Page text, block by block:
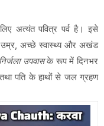
अत्यंत पवित्र पर्व है। इसे
उम्र, अच्छे स्वास्थ्य और अखंड
निर्जला उपवासके रूप में दिनभर
पति के हाथों से जल ग्रहण